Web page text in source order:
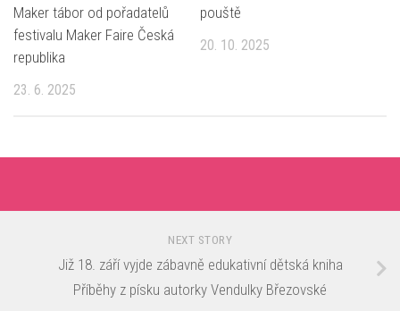
Maker tábor od pořadatelů
festivalu Maker Faire Česká
republika
23. 6. 2025
pouště
20. 10. 2025
NEXT STORY
Již 18. září vyjde zábavně edukativní dětská kniha
Příběhy z písku autorky Vendulky Březovské